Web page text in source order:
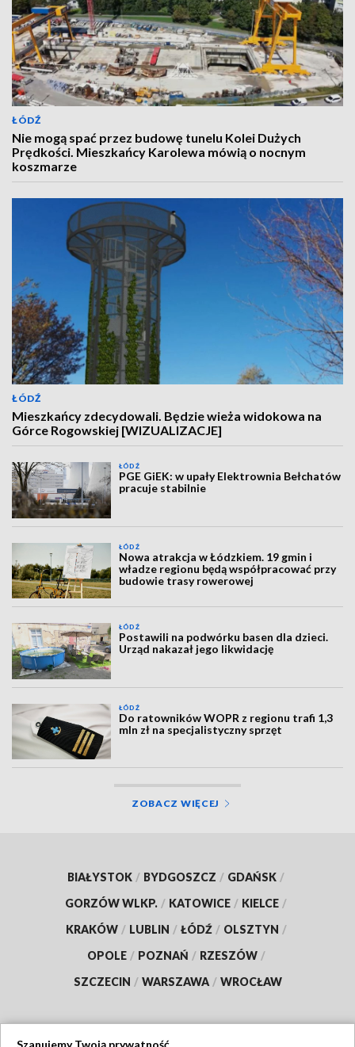
ŁÓDŹ
Nie mogą spać przez budowę tunelu Kolei Dużych
Prędkości. Mieszkańcy Karolewa mówią o nocnym
koszmarze
ŁÓDŹ
Mieszkańcy zdecydowali. Będzie wieża widokowa na
Górce Rogowskiej [WIZUALIZACJE]
ŁÓDŹ
PGE GiEK: w upały Elektrownia Bełchatów
pracuje stabilnie
ŁÓDŹ
Nowa atrakcja w Łódzkiem. 19 gmin i
władze regionu będą współpracować przy
budowie trasy rowerowej
ŁÓDŹ
Postawili na podwórku basen dla dzieci.
Urząd nakazał jego likwidację
ŁÓDŹ
Do ratowników WOPR z regionu trafi 1,3
mln zł na specjalistyczny sprzęt
ZOBACZ WIĘCEJ
BIAŁYSTOK / BYDGOSZCZ / GDAŃSK /
GORZÓW WLKP. / KATOWICE / KIELCE /
KRAKÓW / LUBLIN / ŁÓDŹ / OLSZTYN /
OPOLE / POZNAŃ / RZESZÓW /
SZCZECIN / WARSZAWA / WROCŁAW
Szanujemy Twoją prywatność